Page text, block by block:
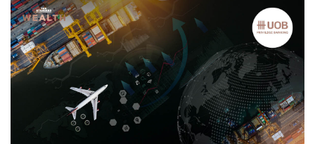
ผ่านแอปพลิเคชันต่างๆ ที่คุณสะดวกหรือใช้งานอยู่แล้วได้เลย
หุ้นยั่งยืน
การลงทุน
ตลาดหลักทรัพย์แห่งประเทศไทย (ตลท.)